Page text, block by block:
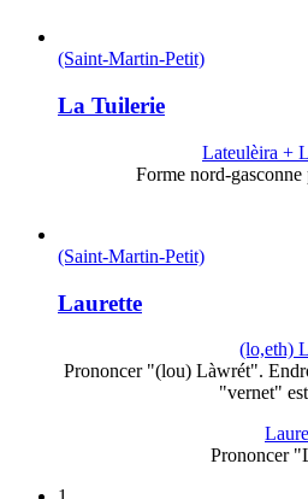
(Saint-Martin-Petit)
La Tuilerie
Lateulèira +
Forme nord-
(Saint-Martin-Petit)
Laurette
(lo,eth)
Prononcer "(lou) Làwrét".
"vernet"
Prononcer